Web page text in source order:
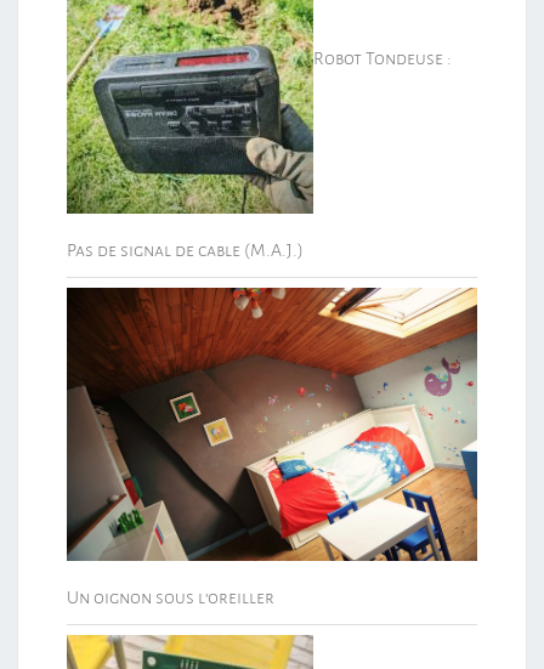
Robot Tondeuse :
Pas de signal de cable (M.A.J.)
Un oignon sous l’oreiller